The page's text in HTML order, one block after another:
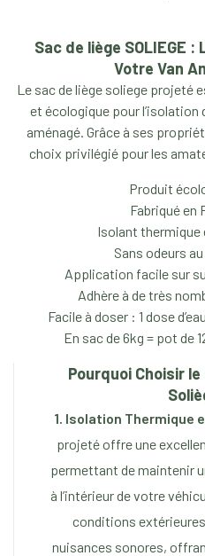
Sac de liège SOLIEGE :
Votre Van
Le sac de liège soliege projeté
et écologique pour l’isolation
aménagé. Grâce à ses
choix privilégié pour les
Produit
Fabriqué en
Isolant thermique
Sans odeurs
Application facile sur
Adhère à de très
Facile à doser : 1 dose
En sac de 6kg = pot de
Pourquoi Choisir
1. Isolation Thermique
projeté offre une
permettant de maintenir
à l’intérieur de votre
conditions
nuisances sonores,